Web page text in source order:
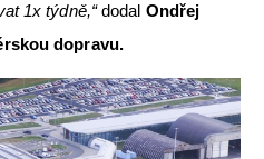
1x týdně,“dodal Ondřej
dopravu.